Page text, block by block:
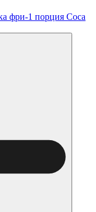
фри-1 порция Coca